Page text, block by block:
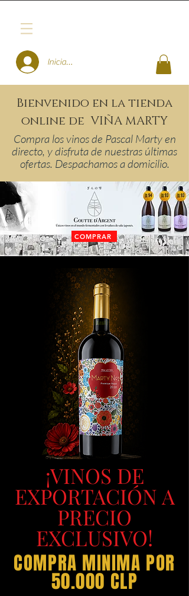
Iniciar sesión
Bienvenido en la tienda
online de VIÑA MARTY
Compra los vinos de Pascal Marty en
directo, y disfruta de nuestras últimas
ofertas. Despachamos a domicilio.
COMPRAR
¡VINOS DE
EXPORTACIÓN A
PRECIO
EXCLUSIVO!
COMPRA MINIMA POR
50.000 CLP